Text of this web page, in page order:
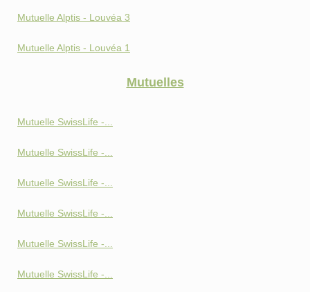
Mutuelle Alptis - Louvéa 3
Mutuelle Alptis - Louvéa 1
Mutuelles
Mutuelle SwissLife -...
Mutuelle SwissLife -...
Mutuelle SwissLife -...
Mutuelle SwissLife -...
Mutuelle SwissLife -...
Mutuelle SwissLife -...